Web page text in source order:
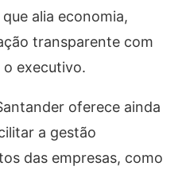
alia economia,
transparente com
o executivo.
oferece ainda
a gestão
das empresas, como